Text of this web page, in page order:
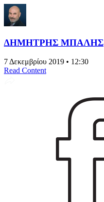
ΔΗΜΗΤΡΗΣ ΜΠΑΛΗΣ
7 Δεκεμβρίου 2019 • 12:30
Read Content